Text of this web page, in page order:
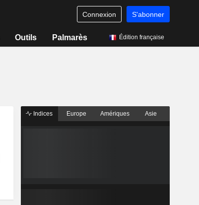
Connexion S'abonner
Outils Palmarès Édition française
Indices Europe Amériques Asie